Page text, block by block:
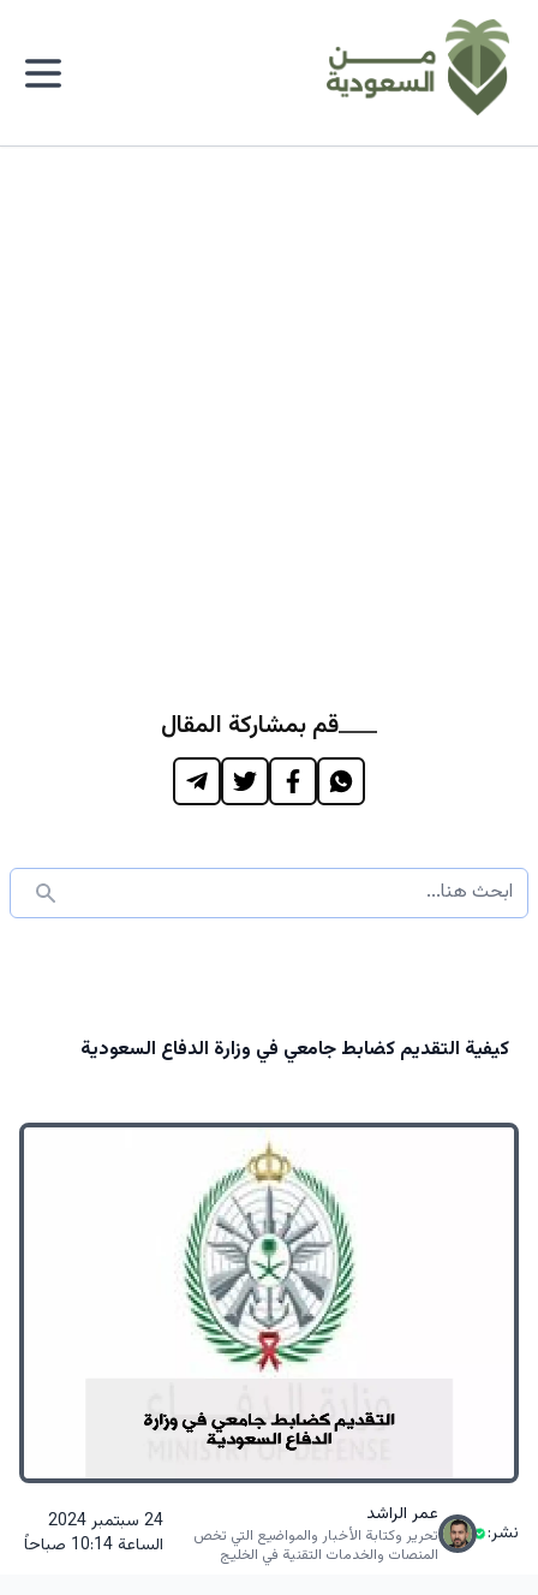
قم بمشاركة المقال
كيفية التقديم كضابط جامعي في وزارة الدفاع السعودية
نشر:
عمر الراشد
تحرير وكتابة الأخبار والمواضيع التي تخص
المنصات والخدمات التقنية في الخليج
24 سبتمبر 2024
الساعة 10:14 صباحاً